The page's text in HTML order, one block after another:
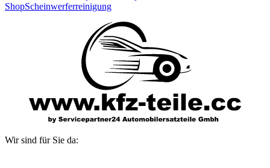
ShopScheinwerferreinigung
Wir sind für Sie da: